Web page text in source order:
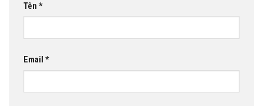
Tên *
Email *